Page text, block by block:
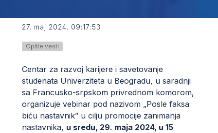
27. maj 2024. 09:17:53
Opšte vesti
Centar za razvoj karijere i savetovanje
studenata Univerziteta u Beogradu, u saradnji
sa Francusko-srpskom privrednom komorom,
organizuje vebinar pod nazivom „Posle faksa
biću nastavnik” u cilju promocije zanimanja
nastavnika, u sredu, 29. maja 2024, u 15